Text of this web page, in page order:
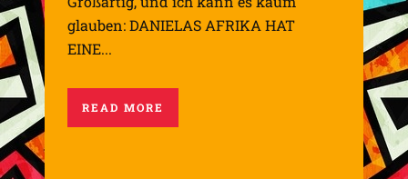
glauben: DANIELAS AFRIKA HAT
EINE...
READ MORE